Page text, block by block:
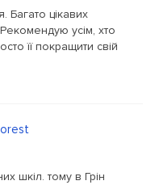
Багато цікавих
усім, хто
її покращити свій
шкіл. тому в Грін